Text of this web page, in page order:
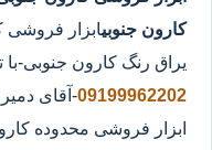
کارون جنوبیابزار فروشی
یراق رنگ کارون جنوبی-
09199962202-آقای
ابزار فروشی محدوده